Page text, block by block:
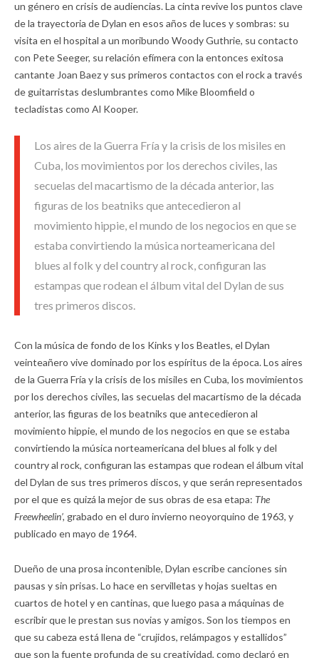
un género en crisis de audiencias. La cinta revive los puntos clave
de la trayectoria de Dylan en esos años de luces y sombras: su
visita en el hospital a un moribundo Woody Guthrie, su contacto
con Pete Seeger, su relación efímera con la entonces exitosa
cantante Joan Baez y sus primeros contactos con el rock a través
de guitarristas deslumbrantes como Mike Bloomfield o
tecladistas como Al Kooper.
Los aires de la Guerra Fría y la crisis de los misiles en
Cuba, los movimientos por los derechos civiles, las
secuelas del macartismo de la década anterior, las
figuras de los beatniks que antecedieron al
movimiento hippie, el mundo de los negocios en que se
estaba convirtiendo la música norteamericana del
blues al folk y del country al rock, configuran las
estampas que rodean el álbum vital del Dylan de sus
tres primeros discos.
Con la música de fondo de los Kinks y los Beatles, el Dylan
veinteañero vive dominado por los espíritus de la época. Los aires
de la Guerra Fría y la crisis de los misiles en Cuba, los movimientos
por los derechos civiles, las secuelas del macartismo de la década
anterior, las figuras de los beatniks que antecedieron al
movimiento hippie, el mundo de los negocios en que se estaba
convirtiendo la música norteamericana del blues al folk y del
country al rock, configuran las estampas que rodean el álbum vital
del Dylan de sus tres primeros discos, y que serán representados
por el que es quizá la mejor de sus obras de esa etapa: The
Freewheelin’, grabado en el duro invierno neoyorquino de 1963, y
publicado en mayo de 1964.
Dueño de una prosa incontenible, Dylan escribe canciones sin
pausas y sin prisas. Lo hace en servilletas y hojas sueltas en
cuartos de hotel y en cantinas, que luego pasa a máquinas de
escribir que le prestan sus novias y amigos. Son los tiempos en
que su cabeza está llena de “crujidos, relámpagos y estallidos”
que son la fuente profunda de su creatividad, como declaró en